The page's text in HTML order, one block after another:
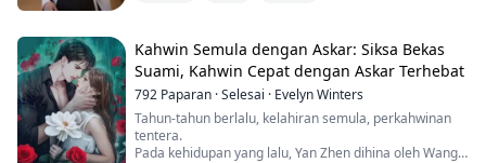
Sambil menangis, dia berkata dirinya merasa sangat
sedih...
Kahwin Semula dengan Askar: Siksa Bekas
Suami, Kahwin Cepat dengan Askar Terhebat
792 Paparan ·Selesai · Evelyn Winters
Tahun-tahun berlalu, kelahiran semula, perkahwinan
tentera.
Pada kehidupan yang lalu, Yan Zhen dihina oleh Wang